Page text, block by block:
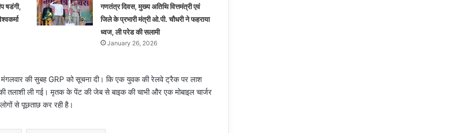
षडंगी,
गणतंत्र दिवस, मुख्य अतिथि वित्तमंत्री एवं
जिले के प्रभारी मंत्री ओ.पी. चौधरी ने फहराया
ध्वज, ली परेड की सलामी
January 26, 2026
की सुबह GRP को सूचना दी। कि एक युवक की रेलवे ट्रैक पर लाश
तलाशी ली गई। मृतक के पेंट की जेब से बाइक की चाभी और एक मोबाइल चार्जर
से पूछताछ कर रही है।